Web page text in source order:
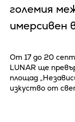
големия
имерсивен
От 17 до 20
LUNAR ще
площад
изкуство от